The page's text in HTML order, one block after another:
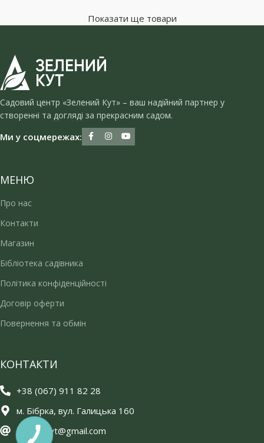
Показати ще товари
Садовий центр «Зелений Кут» – ваш надійний партнер у
створенні та догляді за прекрасним садом.
Ми у соцмережах:
МЕНЮ
Про нас
Контакти
Магазин
Бібліотека садівника
Політика конфіденційності
Договір оферти
Повернення та обмін
КОНТАКТИ
+38 (067) 911 82 28
м. Бібрка, вул. Галицька 160
zelenujkyt@gmail.com